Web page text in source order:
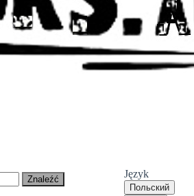
Język
Польский
Znaleźć